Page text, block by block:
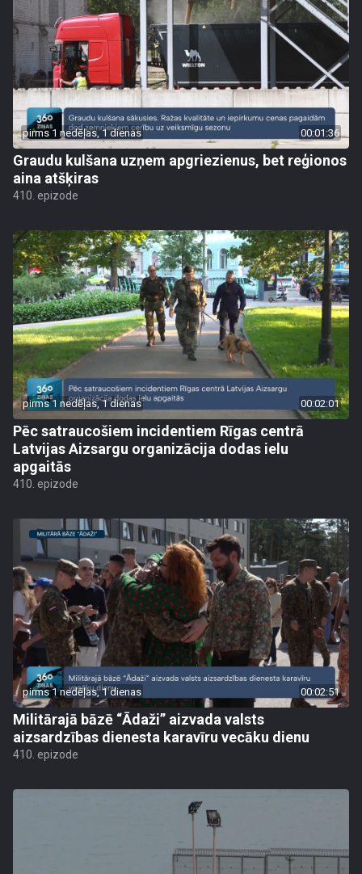
pirms 1 nedēļas, 1 dienas 00:01:36
Graudu kulšana uzņem apgriezienus, bet reģionos
aina atšķiras
410. epizode
pirms 1 nedēļas, 1 dienas 00:02:01
Pēc satraucošiem incidentiem Rīgas centrā
Latvijas Aizsargu organizācija dodas ielu
apgaitās
410. epizode
pirms 1 nedēļas, 1 dienas 00:02:51
Militārajā bāzē “Ādaži” aizvada valsts
aizsardzības dienesta karavīru vecāku dienu
410. epizode